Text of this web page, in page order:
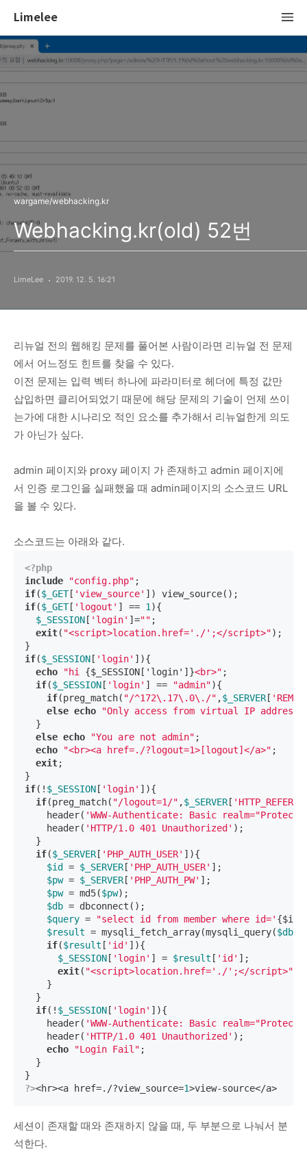
Limelee
wargame/webhacking.kr
Webhacking.kr(old) 52번
LimeLee 2019. 12. 5. 16:21
리뉴얼 전의 웹해킹 문제를 풀어본 사람이라면 리뉴얼 전 문제
에서 어느정도 힌트를 찾을 수 있다.
이전 문제는 입력 벡터 하나에 파라미터로 헤더에 특정 값만
삽입하면 클리어되었기 때문에 해당 문제의 기술이 언제 쓰이
는가에 대한 시나리오 적인 요소를 추가해서 리뉴얼한게 의도
가 아닌가 싶다.
admin 페이지와 proxy 페이지 가 존재하고 admin 페이지에
서 인증 로그인을 실패했을 때 admin페이지의 소스코드 URL
을 볼 수 있다.
소스코드는 아래와 같다.
<?php
include
"config.php"
if($_GET[ 'view_source'
if($_GET[ 'logout' ] == 1 ){
$_SESSION [ 'login' ]="" ;
exit( "<script>location.href='./';</script>");
if($_SESSION [ 'login' ]){
echo
"hi {$_SESSION['login']}<br>" ;
if($_SESSION [ 'login' ] == "admin"){
if(preg_match( "/^172\.17\.0\./" ,$_SERVER [
else echo "Only access from virtual IP address"
  }
else echo "You are not admin" ;
echo
"<br><a href=./?logout=1>[logout]</a>" ;
exit;
if(! $_SESSION [ 'login' ]){
if(preg_match( "/logout=1/" ,$_SERVER [
    header(
'WWW-Authenticate: Basic
    header(
'HTTP/1.0 401 Unauthorized' );
  }
if($_SERVER [ 'PHP_AUTH_USER' ]){
$id
= $_SERVER [ 'PHP_AUTH_USER' ];
$pw = $_SERVER [ 'PHP_AUTH_PW' ];
$pw = md5($pw);
$db = dbconnect();
$query = "select id from member where id=' {$id}
$result = mysqli_fetch_array(mysqli_query($db
if($result [ 'id' ]){
$_SESSION [ 'login' ] = $result [ 'id' ];
exit( "<script>location.href='./';</script>"
    }
  }
if(! $_SESSION [ 'login' ]){
    header(
'WWW-Authenticate: Basic
    header(
'HTTP/1.0 401 Unauthorized' );
echo
"Login Fail" ;
  }
?><hr><a href=./?view_source=1>view-source</a>
세션이 존재할 때와 존재하지 않을 때, 두 부분으로 나눠서 분
석한다.